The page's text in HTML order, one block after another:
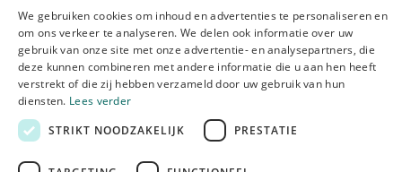
Vacatures
Campussen
Career Center
Agenda KCB
We gebruiken cookies om inhoud en advertenties te personaliseren en
om ons verkeer te analyseren. We delen ook informatie over uw
gebruik van onze site met onze advertentie- en analysepartners, die
deze kunnen combineren met andere informatie die u aan hen heeft
verstrekt of die zij hebben verzameld door uw gebruik van hun
diensten. Lees verder
STRIKT NOODZAKELIJK
PRESTATIE